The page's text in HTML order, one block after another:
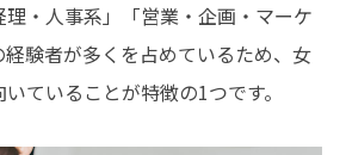
・人事系」「営業・企画・マーケ
験者が多くを占めているため、女
ていることが特徴の1つです。